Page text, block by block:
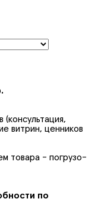
витрин, ценников
товара - погрузо-
по